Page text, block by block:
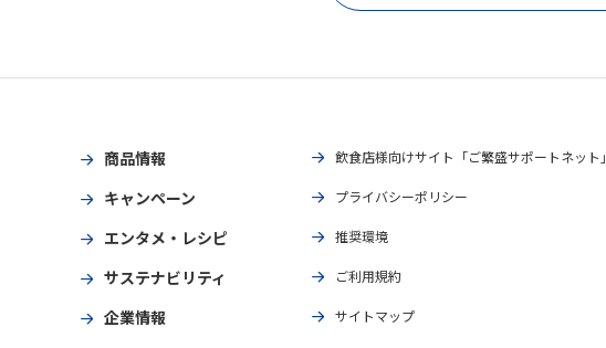
商品情報
キャンペーン
エンタメ・レシピ
サステナビリティ
企業情報
飲食店様向けサイト「ご繁盛サポートネット」
プライバシーポリシー
推奨環境
ご利用規約
サイトマップ